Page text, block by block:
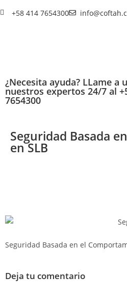
+58 414 7654300
¿Necesita ayuda? LLame a
nuestros expertos 24/7 al
7654300
Seguridad Basada
en SLB
Seguridad Basada en el
Deja tu comentario